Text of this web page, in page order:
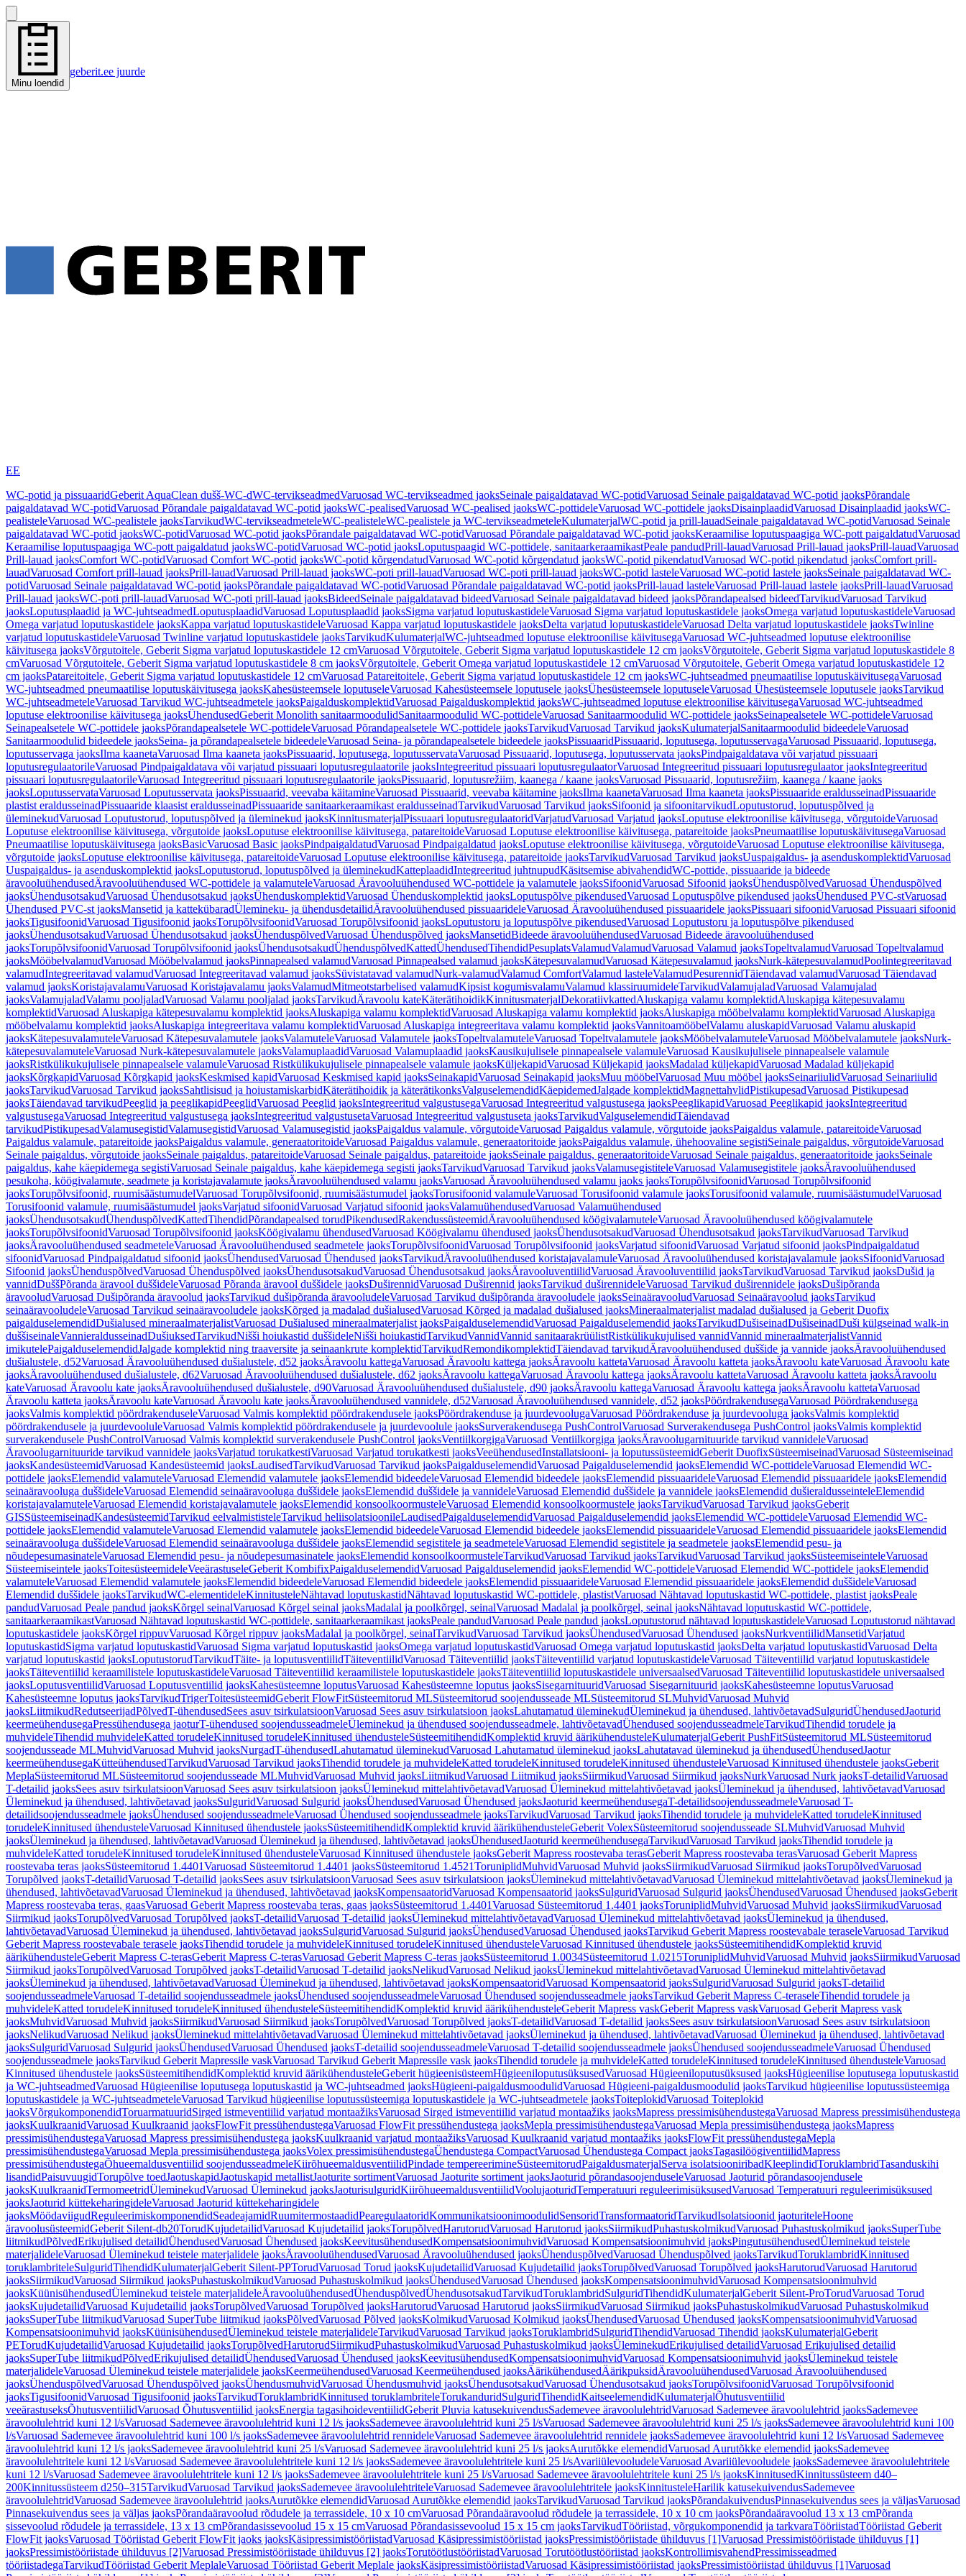
Minu loendid
geberit.ee juurde
EE
WC-potid ja pissuaaridGeberit AquaClean dušš-WC-dWC-tervikseadmedVaruosad WC-tervikseadmed jaoksSeinale paigaldatavad WC-potidVaruosad Seinale paigaldatavad WC-potid jaoksPõrandale
paigaldatavad WC-potidVaruosad Põrandale paigaldatavad WC-potid jaoksWC-pealisedVaruosad WC-pealised jaoksWC-pottideleVaruosad WC-pottidele jaoksDisainplaadidVaruosad Disainplaadid jaoksWC-
pealisteleVaruosad WC-pealistele jaoksTarvikudWC-tervikseadmeteleWC-pealisteleWC-pealistele ja WC-tervikseadmeteleKulumaterjalWC-potid ja prill-lauadSeinale paigaldatavad WC-potidVaruosad Seinale
paigaldatavad WC-potid jaoksWC-potidVaruosad WC-potid jaoksPõrandale paigaldatavad WC-potidVaruosad Põrandale paigaldatavad WC-potid jaoksKeraamilise loputuspaagiga WC-pott paigaldatudVaruosad
Keraamilise loputuspaagiga WC-pott paigaldatud jaoksWC-potidVaruosad WC-potid jaoksLoputuspaagid WC-pottidele, sanitaarkeraamikastPeale pandudPrill-lauadVaruosad Prill-lauad jaoksPrill-lauadVaruosad
Prill-lauad jaoksComfort WC-potidVaruosad Comfort WC-potid jaoksWC-potid kõrgendatudVaruosad WC-potid kõrgendatud jaoksWC-potid pikendatudVaruosad WC-potid pikendatud jaoksComfort prill-
lauadVaruosad Comfort prill-lauad jaoksPrill-lauadVaruosad Prill-lauad jaoksWC-poti prill-lauadVaruosad WC-poti prill-lauad jaoksWC-potid lasteleVaruosad WC-potid lastele jaoksSeinale paigaldatavad WC-
potidVaruosad Seinale paigaldatavad WC-potid jaoksPõrandale paigaldatavad WC-potidVaruosad Põrandale paigaldatavad WC-potid jaoksPrill-lauad lasteleVaruosad Prill-lauad lastele jaoksPrill-lauadVaruosad
Prill-lauad jaoksWC-poti prill-lauadVaruosad WC-poti prill-lauad jaoksBideedSeinale paigaldatavad bideedVaruosad Seinale paigaldatavad bideed jaoksPõrandapealsed bideedTarvikudVaruosad Tarvikud
jaoksLoputusplaadid ja WC-juhtseadmedLoputusplaadidVaruosad Loputusplaadid jaoksSigma varjatud loputuskastideleVaruosad Sigma varjatud loputuskastidele jaoksOmega varjatud loputuskastideleVaruosad
Omega varjatud loputuskastidele jaoksKappa varjatud loputuskastideleVaruosad Kappa varjatud loputuskastidele jaoksDelta varjatud loputuskastideleVaruosad Delta varjatud loputuskastidele jaoksTwinline
varjatud loputuskastideleVaruosad Twinline varjatud loputuskastidele jaoksTarvikudKulumaterjalWC-juhtseadmed loputuse elektroonilise käivitusegaVaruosad WC-juhtseadmed loputuse elektroonilise
käivitusega jaoksVõrgutoitele, Geberit Sigma varjatud loputuskastidele 12 cmVaruosad Võrgutoitele, Geberit Sigma varjatud loputuskastidele 12 cm jaoksVõrgutoitele, Geberit Sigma varjatud loputuskastidele 8
cmVaruosad Võrgutoitele, Geberit Sigma varjatud loputuskastidele 8 cm jaoksVõrgutoitele, Geberit Omega varjatud loputuskastidele 12 cmVaruosad Võrgutoitele, Geberit Omega varjatud loputuskastidele 12
cm jaoksPatareitoitele, Geberit Sigma varjatud loputuskastidele 12 cmVaruosad Patareitoitele, Geberit Sigma varjatud loputuskastidele 12 cm jaoksWC-juhtseadmed pneumaatilise loputuskäivitusegaVaruosad
WC-juhtseadmed pneumaatilise loputuskäivitusega jaoksKahesüsteemsele loputuseleVaruosad Kahesüsteemsele loputusele jaoksÜhesüsteemsele loputuseleVaruosad Ühesüsteemsele loputusele jaoksTarvikud
WC-juhtseadmeteleVaruosad Tarvikud WC-juhtseadmetele jaoksPaigalduskomplektidVaruosad Paigalduskomplektid jaoksWC-juhtseadmed loputuse elektroonilise käivitusegaVaruosad WC-juhtseadmed
loputuse elektroonilise käivitusega jaoksÜhendusedGeberit Monolith sanitaarmoodulidSanitaarmoodulid WC-pottideleVaruosad Sanitaarmoodulid WC-pottidele jaoksSeinapealsetele WC-pottideleVaruosad
Seinapealsetele WC-pottidele jaoksPõrandapealsetele WC-pottideleVaruosad Põrandapealsetele WC-pottidele jaoksTarvikudVaruosad Tarvikud jaoksKulumaterjalSanitaarmoodulid bideedeleVaruosad
Sanitaarmoodulid bideedele jaoksSeina- ja põrandapealsetele bideedeleVaruosad Seina- ja põrandapealsetele bideedele jaoksPissuaaridPissuaarid, loputusega, loputusservagaVaruosad Pissuaarid, loputusega,
loputusservaga jaoksIlma kaanetaVaruosad Ilma kaaneta jaoksPissuaarid, loputusega, loputusservataVaruosad Pissuaarid, loputusega, loputusservata jaoksPindpaigaldatava või varjatud pissuaari
loputusregulaatorileVaruosad Pindpaigaldatava või varjatud pissuaari loputusregulaatorile jaoksIntegreeritud pissuaari loputusregulaatorVaruosad Integreeritud pissuaari loputusregulaator jaoksIntegreeritud
pissuaari loputusregulaatorileVaruosad Integreeritud pissuaari loputusregulaatorile jaoksPissuaarid, loputusrežiim, kaanega / kaane jaoksVaruosad Pissuaarid, loputusrežiim, kaanega / kaane jaoks
jaoksLoputusservataVaruosad Loputusservata jaoksPissuaarid, veevaba käitamineVaruosad Pissuaarid, veevaba käitamine jaoksIlma kaanetaVaruosad Ilma kaaneta jaoksPissuaaride eraldusseinadPissuaaride
plastist eraldusseinadPissuaaride klaasist eraldusseinadPissuaaride sanitaarkeraamikast eraldusseinadTarvikudVaruosad Tarvikud jaoksSifoonid ja sifoonitarvikudLoputustorud, loputuspõlved ja
üleminekudVaruosad Loputustorud, loputuspõlved ja üleminekud jaoksKinnitusmaterjalPissuaari loputusregulaatoridVarjatudVaruosad Varjatud jaoksLoputuse elektroonilise käivitusega, võrgutoideVaruosad
Loputuse elektroonilise käivitusega, võrgutoide jaoksLoputuse elektroonilise käivitusega, patareitoideVaruosad Loputuse elektroonilise käivitusega, patareitoide jaoksPneumaatilise loputuskäivitusegaVaruosad
Pneumaatilise loputuskäivitusega jaoksBasicVaruosad Basic jaoksPindpaigaldatudVaruosad Pindpaigaldatud jaoksLoputuse elektroonilise käivitusega, võrgutoideVaruosad Loputuse elektroonilise käivitusega,
võrgutoide jaoksLoputuse elektroonilise käivitusega, patareitoideVaruosad Loputuse elektroonilise käivitusega, patareitoide jaoksTarvikudVaruosad Tarvikud jaoksUuspaigaldus- ja asenduskomplektidVaruosad
Uuspaigaldus- ja asenduskomplektid jaoksLoputustorud, loputuspõlved ja üleminekudKatteplaadidIntegreeritud juhtnupudKäsitsemise abivahendidWC-pottide, pissuaaride ja bideede
äravooluühendusedÄravooluühendused WC-pottidele ja valamuteleVaruosad Äravooluühendused WC-pottidele ja valamutele jaoksSifoonidVaruosad Sifoonid jaoksÜhenduspõlvedVaruosad Ühenduspõlved
jaoksÜhendusotsakudVaruosad Ühendusotsakud jaoksÜhenduskomplektidVaruosad Ühenduskomplektid jaoksLoputuspõlve pikendusedVaruosad Loputuspõlve pikendused jaoksÜhendused PVC-stVaruosad
Ühendused PVC-st jaoksMansetid ja kattekübaradÜlemineku- ja ühendusdetailidÄravooluühendused pissuaarideleVaruosad Äravooluühendused pissuaaridele jaoksPissuaari sifoonidVaruosad Pissuaari sifoonid
jaoksTigusifoonidVaruosad Tigusifoonid jaoksTorupõlvsifoonidVaruosad Torupõlvsifoonid jaoksLoputustoru ja loputuspõlve pikendusedVaruosad Loputustoru ja loputuspõlve pikendused
jaoksÜhendusotsakudVaruosad Ühendusotsakud jaoksÜhenduspõlvedVaruosad Ühenduspõlved jaoksMansetidBideede äravooluühendusedVaruosad Bideede äravooluühendused
jaoksTorupõlvsifoonidVaruosad Torupõlvsifoonid jaoksÜhendusotsakudÜhenduspõlvedKattedÜhendusedTihendidPesuplatsValamudValamudVaruosad Valamud jaoksTopeltvalamudVaruosad Topeltvalamud
jaoksMööbelvalamudVaruosad Mööbelvalamud jaoksPinnapealsed valamudVaruosad Pinnapealsed valamud jaoksKätepesuvalamudVaruosad Kätepesuvalamud jaoksNurk-kätepesuvalamudPoolintegreeritavad
valamudIntegreeritavad valamudVaruosad Integreeritavad valamud jaoksSüvistatavad valamudNurk-valamudValamud ComfortValamud lasteleValamudPesurennidTäiendavad valamudVaruosad Täiendavad
valamud jaoksKoristajavalamuVaruosad Koristajavalamu jaoksValamudMitmeotstarbelised valamudKipsist kogumisvalamuValamud klassiruumideleTarvikudValamujaladVaruosad Valamujalad
jaoksValamujaladValamu pooljaladVaruosad Valamu pooljalad jaoksTarvikudÄravoolu kateKäterätihoidikKinnitusmaterjalDekoratiivkattedAluskapiga valamu komplektidAluskapiga kätepesuvalamu
komplektidVaruosad Aluskapiga kätepesuvalamu komplektid jaoksAluskapiga valamu komplektidVaruosad Aluskapiga valamu komplektid jaoksAluskapiga mööbelvalamu komplektidVaruosad Aluskapiga
mööbelvalamu komplektid jaoksAluskapiga integreeritava valamu komplektidVaruosad Aluskapiga integreeritava valamu komplektid jaoksVannitoamööbelValamu aluskapidVaruosad Valamu aluskapid
jaoksKätepesuvalamuteleVaruosad Kätepesuvalamutele jaoksValamuteleVaruosad Valamutele jaoksTopeltvalamuteleVaruosad Topeltvalamutele jaoksMööbelvalamuteleVaruosad Mööbelvalamutele jaoksNurk-
kätepesuvalamuteleVaruosad Nurk-kätepesuvalamutele jaoksValamuplaadidVaruosad Valamuplaadid jaoksKausikujulisele pinnapealsele valamuleVaruosad Kausikujulisele pinnapealsele valamule
jaoksRistkülikukujulisele pinnapealsele valamuleVaruosad Ristkülikukujulisele pinnapealsele valamule jaoksKüljekapidVaruosad Küljekapid jaoksMadalad küljekapidVaruosad Madalad küljekapid
jaoksKõrgkapidVaruosad Kõrgkapid jaoksKeskmised kapidVaruosad Keskmised kapid jaoksSeinakapidVaruosad Seinakapid jaoksMuu mööbelVaruosad Muu mööbel jaoksSeinariiulidVaruosad Seinariiulid
jaoksTarvikudVaruosad Tarvikud jaoksSahtlisisud ja hoiustamiskarbidKäterätihoidik ja käterätikonksValguselemendidKäepidemedJalgade komplektidMagnettahvlidPistikupesadVaruosad Pistikupesad
jaoksTäiendavad tarvikudPeeglid ja peeglikapidPeeglidVaruosad Peeglid jaoksIntegreeritud valgustusegaVaruosad Integreeritud valgustusega jaoksPeeglikapidVaruosad Peeglikapid jaoksIntegreeritud
valgustusegaVaruosad Integreeritud valgustusega jaoksIntegreeritud valgustusetaVaruosad Integreeritud valgustuseta jaoksTarvikudValguselemendidTäiendavad
tarvikudPistikupesadValamusegistidValamusegistidVaruosad Valamusegistid jaoksPaigaldus valamule, võrgutoideVaruosad Paigaldus valamule, võrgutoide jaoksPaigaldus valamule, patareitoideVaruosad
Paigaldus valamule, patareitoide jaoksPaigaldus valamule, generaatoritoideVaruosad Paigaldus valamule, generaatoritoide jaoksPaigaldus valamule, ühehoovaline segistiSeinale paigaldus, võrgutoideVaruosad
Seinale paigaldus, võrgutoide jaoksSeinale paigaldus, patareitoideVaruosad Seinale paigaldus, patareitoide jaoksSeinale paigaldus, generaatoritoideVaruosad Seinale paigaldus, generaatoritoide jaoksSeinale
paigaldus, kahe käepidemega segistiVaruosad Seinale paigaldus, kahe käepidemega segisti jaoksTarvikudVaruosad Tarvikud jaoksValamusegistiteleVaruosad Valamusegistitele jaoksÄravooluühendused
pesukoha, köögivalamute, seadmete ja koristajavalamute jaoksÄravooluühendused valamu jaoksVaruosad Äravooluühendused valamu jaoks jaoksTorupõlvsifoonidVaruosad Torupõlvsifoonid
jaoksTorupõlvsifoonid, ruumisäästumudelVaruosad Torupõlvsifoonid, ruumisäästumudel jaoksTorusifoonid valamuleVaruosad Torusifoonid valamule jaoksTorusifoonid valamule, ruumisäästumudelVaruosad
Torusifoonid valamule, ruumisäästumudel jaoksVarjatud sifoonidVaruosad Varjatud sifoonid jaoksValamuühendusedVaruosad Valamuühendused
jaoksÜhendusotsakudÜhenduspõlvedKattedTihendidPõrandapealsed torudPikendusedRakendussüsteemidÄravooluühendused köögivalamuteleVaruosad Äravooluühendused köögivalamutele
jaoksTorupõlvsifoonidVaruosad Torupõlvsifoonid jaoksKöögivalamu ühendusedVaruosad Köögivalamu ühendused jaoksÜhendusotsakudVaruosad Ühendusotsakud jaoksTarvikudVaruosad Tarvikud
jaoksÄravooluühendused seadmeteleVaruosad Äravooluühendused seadmetele jaoksTorupõlvsifoonidVaruosad Torupõlvsifoonid jaoksVarjatud sifoonidVaruosad Varjatud sifoonid jaoksPindpaigaldatud
sifoonidVaruosad Pindpaigaldatud sifoonid jaoksÜhendusedVaruosad Ühendused jaoksTarvikudÄravooluühendused koristajavalamuleVaruosad Äravooluühendused koristajavalamule jaoksSifoonidVaruosad
Sifoonid jaoksÜhenduspõlvedVaruosad Ühenduspõlved jaoksÜhendusotsakudVaruosad Ühendusotsakud jaoksÄravooluventiilidVaruosad Äravooluventiilid jaoksTarvikudVaruosad Tarvikud jaoksDušid ja
vannidDuššPõranda äravool duššideleVaruosad Põranda äravool duššidele jaoksDuširennidVaruosad Duširennid jaoksTarvikud duširennideleVaruosad Tarvikud duširennidele jaoksDušipõranda
äravooludVaruosad Dušipõranda äravoolud jaoksTarvikud dušipõranda äravooludeleVaruosad Tarvikud dušipõranda äravooludele jaoksSeinaäravooludVaruosad Seinaäravoolud jaoksTarvikud
seinaäravooludeleVaruosad Tarvikud seinaäravooludele jaoksKõrged ja madalad dušialusedVaruosad Kõrged ja madalad dušialused jaoksMineraalmaterjalist madalad dušialused ja Geberit Duofix
paigalduselemendidDušialused mineraalmaterjalistVaruosad Dušialused mineraalmaterjalist jaoksPaigalduselemendidVaruosad Paigalduselemendid jaoksTarvikudDušiseinadDušiseinadDuši külgseinad walk-in
duššiseinaleVannieraldusseinadDušiuksedTarvikudNišši hoiukastid duššideleNišši hoiukastidTarvikudVannidVannid sanitaarakrüülistRistkülikukujulised vannidVannid mineraalmaterjalistVannid
imikutelePaigalduselemendidJalgade komplektid ning traaversite ja seinaankrute komplektidTarvikudRemondikomplektidTäiendavad tarvikudÄravooluühendused duššide ja vannide jaoksÄravooluühendused
dušialustele, d52Varuosad Äravooluühendused dušialustele, d52 jaoksÄravoolu kattegaVaruosad Äravoolu kattega jaoksÄravoolu kattetaVaruosad Äravoolu katteta jaoksÄravoolu kateVaruosad Äravoolu kate
jaoksÄravooluühendused dušialustele, d62Varuosad Äravooluühendused dušialustele, d62 jaoksÄravoolu kattegaVaruosad Äravoolu kattega jaoksÄravoolu kattetaVaruosad Äravoolu katteta jaoksÄravoolu
kateVaruosad Äravoolu kate jaoksÄravooluühendused dušialustele, d90Varuosad Äravooluühendused dušialustele, d90 jaoksÄravoolu kattegaVaruosad Äravoolu kattega jaoksÄravoolu kattetaVaruosad
Äravoolu katteta jaoksÄravoolu kateVaruosad Äravoolu kate jaoksÄravooluühendused vannidele, d52Varuosad Äravooluühendused vannidele, d52 jaoksPöördrakendusegaVaruosad Pöördrakendusega
jaoksValmis komplektid pöördrakenduseleVaruosad Valmis komplektid pöördrakendusele jaoksPöördrakenduse ja juurdevoolugaVaruosad Pöördrakenduse ja juurdevooluga jaoksValmis komplektid
pöördrakendusele ja juurdevooluleVaruosad Valmis komplektid pöördrakendusele ja juurdevoolule jaoksSurverakendusega PushControlVaruosad Surverakendusega PushControl jaoksValmis komplektid
surverakendusele PushControlVaruosad Valmis komplektid surverakendusele PushControl jaoksVentiilkorgigaVaruosad Ventiilkorgiga jaoksÄravoolugarnituuride tarvikud vannideleVaruosad
Äravoolugarnituuride tarvikud vannidele jaoksVarjatud torukatkestiVaruosad Varjatud torukatkesti jaoksVeeühendusedInstallatsiooni- ja loputussüsteemidGeberit DuofixSüsteemiseinadVaruosad Süsteemiseinad
jaoksKandesüsteemidVaruosad Kandesüsteemid jaoksLaudisedTarvikudVaruosad Tarvikud jaoksPaigalduselemendidVaruosad Paigalduselemendid jaoksElemendid WC-pottideleVaruosad Elemendid WC-
pottidele jaoksElemendid valamuteleVaruosad Elemendid valamutele jaoksElemendid bideedeleVaruosad Elemendid bideedele jaoksElemendid pissuaarideleVaruosad Elemendid pissuaaridele jaoksElemendid
seinaäravooluga duššideleVaruosad Elemendid seinaäravooluga duššidele jaoksElemendid duššidele ja vannideleVaruosad Elemendid duššidele ja vannidele jaoksElemendid dušieraldusseinteleElemendid
koristajavalamuteleVaruosad Elemendid koristajavalamutele jaoksElemendid konsoolkoormusteleVaruosad Elemendid konsoolkoormustele jaoksTarvikudVaruosad Tarvikud jaoksGeberit
GISSüsteemiseinadKandesüsteemidTarvikud eelvalmististeleTarvikud heliisolatsioonileLaudisedPaigalduselemendidVaruosad Paigalduselemendid jaoksElemendid WC-pottideleVaruosad Elemendid WC-
pottidele jaoksElemendid valamuteleVaruosad Elemendid valamutele jaoksElemendid bideedeleVaruosad Elemendid bideedele jaoksElemendid pissuaarideleVaruosad Elemendid pissuaaridele jaoksElemendid
seinaäravooluga duššideleVaruosad Elemendid seinaäravooluga duššidele jaoksElemendid segistitele ja seadmeteleVaruosad Elemendid segistitele ja seadmetele jaoksElemendid pesu- ja
nõudepesumasinateleVaruosad Elemendid pesu- ja nõudepesumasinatele jaoksElemendid konsoolkoormusteleTarvikudVaruosad Tarvikud jaoksTarvikudVaruosad Tarvikud jaoksSüsteemiseinteleVaruosad
Süsteemiseintele jaoksToitesüsteemideleVeeärastuseleGeberit KombifixPaigalduselemendidVaruosad Paigalduselemendid jaoksElemendid WC-pottideleVaruosad Elemendid WC-pottidele jaoksElemendid
valamuteleVaruosad Elemendid valamutele jaoksElemendid bideedeleVaruosad Elemendid bideedele jaoksElemendid pissuaarideleVaruosad Elemendid pissuaaridele jaoksElemendid duššideleVaruosad
Elemendid duššidele jaoksTarvikudWC-elementideleKinnitusteleNähtavad loputuskastidNähtavad loputuskastid WC-pottidele, plastistVaruosad Nähtavad loputuskastid WC-pottidele, plastist jaoksPeale
pandudVaruosad Peale pandud jaoksKõrgel seinalVaruosad Kõrgel seinal jaoksMadalal ja poolkõrgel, seinalVaruosad Madalal ja poolkõrgel, seinal jaoksNähtavad loputuskastid WC-pottidele,
sanitaarkeraamikastVaruosad Nähtavad loputuskastid WC-pottidele, sanitaarkeraamikast jaoksPeale pandudVaruosad Peale pandud jaoksLoputustorud nähtavad loputuskastideleVaruosad Loputustorud nähtavad
loputuskastidele jaoksKõrgel rippuvVaruosad Kõrgel rippuv jaoksMadalal ja poolkõrgel, seinalTarvikudVaruosad Tarvikud jaoksÜhendusedVaruosad Ühendused jaoksNurkventiilidMansetidVarjatud
loputuskastidSigma varjatud loputuskastidVaruosad Sigma varjatud loputuskastid jaoksOmega varjatud loputuskastidVaruosad Omega varjatud loputuskastid jaoksDelta varjatud loputuskastidVaruosad Delta
varjatud loputuskastid jaoksLoputustorudTarvikudTäite- ja loputusventiilidTäiteventiilidVaruosad Täiteventiilid jaoksTäiteventiilid varjatud loputuskastideleVaruosad Täiteventiilid varjatud loputuskastidele
jaoksTäiteventiilid keraamilistele loputuskastideleVaruosad Täiteventiilid keraamilistele loputuskastidele jaoksTäiteventiilid loputuskastidele universaalsedVaruosad Täiteventiilid loputuskastidele universaalsed
jaoksLoputusventiilidVaruosad Loputusventiilid jaoksKahesüsteemne loputusVaruosad Kahesüsteemne loputus jaoksSisegarnituuridVaruosad Sisegarnituurid jaoksKahesüsteemne loputusVaruosad
Kahesüsteemne loputus jaoksTarvikudTrigerToitesüsteemidGeberit FlowFitSüsteemitorud MLSüsteemitorud soojendusseade MLSüsteemitorud SLMuhvidVaruosad Muhvid
jaoksLiitmikudRedutseerijadPõlvedT-ühendusedSees asuv tsirkulatsioonVaruosad Sees asuv tsirkulatsioon jaoksLahutamatud üleminekudÜleminekud ja ühendused, lahtivõetavadSulguridÜhendusedJaoturid
keermeühendusegaPressühendusega jaoturT-ühendused soojendusseadmeleÜleminekud ja ühendused soojendusseadmele, lahtivõetavadÜhendused soojendusseadmeleTarvikudTihendid torudele ja
muhvideleTihendid muhvideleKatted torudeleKinnitused torudeleKinnitused ühendusteleSüsteemitihendidKomplektid kruvid äärikühendusteleKulumaterjalGeberit PushFitSüsteemitorud MLSüsteemitorud
soojendusseade MLMuhvidVaruosad Muhvid jaoksNurgadT-ühendusedLahutamatud üleminekudVaruosad Lahutamatud üleminekud jaoksLahutatavad üleminekud ja ühendusedÜhendusedJaotur
keermeühendusegaKütteühendusedTarvikudVaruosad Tarvikud jaoksTihendid torudele ja muhvideleKatted torudeleKinnitused torudeleKinnitused ühendusteleVaruosad Kinnitused ühendustele jaoksGeberit
MeplaSüsteemitorud MLSüsteemitorud soojendusseade MLMuhvidVaruosad Muhvid jaoksLiitmikudVaruosad Liitmikud jaoksSiirmikudVaruosad Siirmikud jaoksNurkVaruosad Nurk jaoksT-detailidVaruosad
T-detailid jaoksSees asuv tsirkulatsioonVaruosad Sees asuv tsirkulatsioon jaoksÜleminekud mittelahtivõetavadVaruosad Üleminekud mittelahtivõetavad jaoksÜleminekud ja ühendused, lahtivõetavadVaruosad
Üleminekud ja ühendused, lahtivõetavad jaoksSulguridVaruosad Sulgurid jaoksÜhendusedVaruosad Ühendused jaoksJaoturid keermeühendusegaT-detailidsoojendusseadmeleVaruosad T-
detailidsoojendusseadmele jaoksÜhendused soojendusseadmeleVaruosad Ühendused soojendusseadmele jaoksTarvikudVaruosad Tarvikud jaoksTihendid torudele ja muhvideleKatted torudeleKinnitused
torudeleKinnitused ühendusteleVaruosad Kinnitused ühendustele jaoksSüsteemitihendidKomplektid kruvid äärikühendusteleGeberit VolexSüsteemitorud soojendusseade SLMuhvidVaruosad Muhvid
jaoksÜleminekud ja ühendused, lahtivõetavadVaruosad Üleminekud ja ühendused, lahtivõetavad jaoksÜhendusedJaoturid keermeühendusegaTarvikudVaruosad Tarvikud jaoksTihendid torudele ja
muhvideleKatted torudeleKinnitused torudeleKinnitused ühendusteleVaruosad Kinnitused ühendustele jaoksGeberit Mapress roostevaba terasGeberit Mapress roostevaba terasVaruosad Geberit Mapress
roostevaba teras jaoksSüsteemitorud 1.4401Varuosad Süsteemitorud 1.4401 jaoksSüsteemitorud 1.4521ToruniplidMuhvidVaruosad Muhvid jaoksSiirmikudVaruosad Siirmikud jaoksTorupõlvedVaruosad
Torupõlved jaoksT-detailidVaruosad T-detailid jaoksSees asuv tsirkulatsioonVaruosad Sees asuv tsirkulatsioon jaoksÜleminekud mittelahtivõetavadVaruosad Üleminekud mittelahtivõetavad jaoksÜleminekud ja
ühendused, lahtivõetavadVaruosad Üleminekud ja ühendused, lahtivõetavad jaoksKompensaatoridVaruosad Kompensaatorid jaoksSulguridVaruosad Sulgurid jaoksÜhendusedVaruosad Ühendused jaoksGeberit
Mapress roostevaba teras, gaasVaruosad Geberit Mapress roostevaba teras, gaas jaoksSüsteemitorud 1.4401Varuosad Süsteemitorud 1.4401 jaoksToruniplidMuhvidVaruosad Muhvid jaoksSiirmikudVaruosad
Siirmikud jaoksTorupõlvedVaruosad Torupõlved jaoksT-detailidVaruosad T-detailid jaoksÜleminekud mittelahtivõetavadVaruosad Üleminekud mittelahtivõetavad jaoksÜleminekud ja ühendused,
lahtivõetavadVaruosad Üleminekud ja ühendused, lahtivõetavad jaoksSulguridVaruosad Sulgurid jaoksÜhendusedVaruosad Ühendused jaoksTarvikud Geberit Mapress roostevabale teraseleVaruosad Tarvikud
Geberit Mapress roostevabale terasele jaoksTihendid torudele ja muhvideleKinnitused torudeleKinnitused ühendusteleVaruosad Kinnitused ühendustele jaoksSüsteemitihendidKomplektid kruvid
äärikühendusteleGeberit Mapress C-terasGeberit Mapress C-terasVaruosad Geberit Mapress C-teras jaoksSüsteemitorud 1.0034Süsteemitorud 1.0215ToruniplidMuhvidVaruosad Muhvid jaoksSiirmikudVaruosad
Siirmikud jaoksTorupõlvedVaruosad Torupõlved jaoksT-detailidVaruosad T-detailid jaoksNelikudVaruosad Nelikud jaoksÜleminekud mittelahtivõetavadVaruosad Üleminekud mittelahtivõetavad
jaoksÜleminekud ja ühendused, lahtivõetavadVaruosad Üleminekud ja ühendused, lahtivõetavad jaoksKompensaatoridVaruosad Kompensaatorid jaoksSulguridVaruosad Sulgurid jaoksT-detailid
soojendusseadmeleVaruosad T-detailid soojendusseadmele jaoksÜhendused soojendusseadmeleVaruosad Ühendused soojendusseadmele jaoksTarvikud Geberit Mapress C-teraseleTihendid torudele ja
muhvideleKatted torudeleKinnitused torudeleKinnitused ühendusteleSüsteemitihendidKomplektid kruvid äärikühendusteleGeberit Mapress vaskGeberit Mapress vaskVaruosad Geberit Mapress vask
jaoksMuhvidVaruosad Muhvid jaoksSiirmikudVaruosad Siirmikud jaoksTorupõlvedVaruosad Torupõlved jaoksT-detailidVaruosad T-detailid jaoksSees asuv tsirkulatsioonVaruosad Sees asuv tsirkulatsioon
jaoksNelikudVaruosad Nelikud jaoksÜleminekud mittelahtivõetavadVaruosad Üleminekud mittelahtivõetavad jaoksÜleminekud ja ühendused, lahtivõetavadVaruosad Üleminekud ja ühendused, lahtivõetavad
jaoksSulguridVaruosad Sulgurid jaoksÜhendusedVaruosad Ühendused jaoksT-detailid soojendusseadmeleVaruosad T-detailid soojendusseadmele jaoksÜhendused soojendusseadmeleVaruosad Ühendused
soojendusseadmele jaoksTarvikud Geberit Mapressile vaskVaruosad Tarvikud Geberit Mapressile vask jaoksTihendid torudele ja muhvideleKatted torudeleKinnitused torudeleKinnitused ühendusteleVaruosad
Kinnitused ühendustele jaoksSüsteemitihendidKomplektid kruvid äärikühendusteleGeberit hügieenisüsteemHügieeniloputusüksusedVaruosad Hügieeniloputusüksused jaoksHügieenilise loputusega loputuskastid
ja WC-juhtseadmedVaruosad Hügieenilise loputusega loputuskastid ja WC-juhtseadmed jaoksHügieeni-paigaldusmoodulidVaruosad Hügieeni-paigaldusmoodulid jaoksTarvikud hügieenilise loputussüsteemiga
loputuskastidele ja WC-juhtseadmeteleVaruosad Tarvikud hügieenilise loputussüsteemiga loputuskastidele ja WC-juhtseadmetele jaoksToiteplokidVaruosad Toiteplokid
jaoksVõrgukomponendidToruarmatuuridSirged istmeventiilid varjatud montaažiksVaruosad Sirged istmeventiilid varjatud montaažiks jaoksMapress pressimisühendustegaVaruosad Mapress pressimisühendustega
jaoksKuulkraanidVaruosad Kuulkraanid jaoksFlowFit pressühendustegaVaruosad FlowFit pressühendustega jaoksMepla pressimisühendustegaVaruosad Mepla pressimisühendustega jaoksMapress
pressimisühendustegaVaruosad Mapress pressimisühendustega jaoksKuulkraanid varjatud montaažiksVaruosad Kuulkraanid varjatud montaažiks jaoksFlowFit pressühendustegaMepla
pressimisühendustegaVaruosad Mepla pressimisühendustega jaoksVolex pressimisühendustegaÜhendustega CompactVaruosad Ühendustega Compact jaoksTagasilöögiventiilidMapress
pressimisühendustegaÕhueemaldusventiilid soojendusseadmeleKiirõhueemaldusventiilidPindade tempereerimineSüsteemitorudPaigaldusmaterjalServa isolatsiooniribadKleeplindidToruklambridTasanduskihi
lisandidPaisuvuugidTorupõlve toedJaotuskapidJaotuskapid metallistJaoturite sortimentVaruosad Jaoturite sortiment jaoksJaoturid põrandasoojenduseleVaruosad Jaoturid põrandasoojendusele
jaoksKuulkraanidTermomeetridÜleminekudVaruosad Üleminekud jaoksJaoturisulguridKiirõhueemaldusventiilidVoolujaoturidTemperatuuri reguleerimisüksusedVaruosad Temperatuuri reguleerimisüksused
jaoksJaoturid küttekeharingideleVaruosad Jaoturid küttekeharingidele
jaoksMöödaviigudReguleerimiskomponendidSeadeajamidRuumitermostaadidPearegulaatoridKommunikatsioonimoodulidSensoridTransformaatoridTarvikudIsolatsioonid jaoturiteleHoone
äravoolusüsteemidGeberit Silent-db20TorudKujudetailidVaruosad Kujudetailid jaoksTorupõlvedHarutorudVaruosad Harutorud jaoksSiirmikudPuhastuskolmikudVaruosad Puhastuskolmikud jaoksSuperTube
liitmikudPõlvedErikujulised detailidÜhendusedVaruosad Ühendused jaoksKeevitusühendusedKompensatsioonimuhvidVaruosad Kompensatsioonimuhvid jaoksPingutusühendusedÜleminekud teistele
materjalideleVaruosad Üleminekud teistele materjalidele jaoksÄravooluühendusedVaruosad Äravooluühendused jaoksÜhenduspõlvedVaruosad Ühenduspõlved jaoksTarvikudToruklambridKinnitused
toruklambriteleSulguridTihendidKulumaterjalGeberit Silent-PPTorudVaruosad Torud jaoksKujudetailidVaruosad Kujudetailid jaoksTorupõlvedVaruosad Torupõlved jaoksHarutorudVaruosad Harutorud
jaoksSiirmikudVaruosad Siirmikud jaoksPuhastuskolmikudVaruosad Puhastuskolmikud jaoksÜhendusedVaruosad Ühendused jaoksKompensatsioonimuhvidVaruosad Kompensatsioonimuhvid
jaoksKüünisühendusedÜleminekud teistele materjalideleÄravooluühendusedÜhenduspõlvedÜhendusotsakudTarvikudToruklambridSulguridTihendidKulumaterjalGeberit Silent-ProTorudVaruosad Torud
jaoksKujudetailidVaruosad Kujudetailid jaoksTorupõlvedVaruosad Torupõlved jaoksHarutorudVaruosad Harutorud jaoksSiirmikudVaruosad Siirmikud jaoksPuhastuskolmikudVaruosad Puhastuskolmikud
jaoksSuperTube liitmikudVaruosad SuperTube liitmikud jaoksPõlvedVaruosad Põlved jaoksKolmikudVaruosad Kolmikud jaoksÜhendusedVaruosad Ühendused jaoksKompensatsioonimuhvidVaruosad
Kompensatsioonimuhvid jaoksKüünisühendusedÜleminekud teistele materjalideleTarvikudVaruosad Tarvikud jaoksToruklambridSulguridTihendidVaruosad Tihendid jaoksKulumaterjalGeberit
PETorudKujudetailidVaruosad Kujudetailid jaoksTorupõlvedHarutorudSiirmikudPuhastuskolmikudVaruosad Puhastuskolmikud jaoksÜleminekudErikujulised detailidVaruosad Erikujulised detailid
jaoksSuperTube liitmikudPõlvedErikujulised detailidÜhendusedVaruosad Ühendused jaoksKeevitusühendusedKompensatsioonimuhvidVaruosad Kompensatsioonimuhvid jaoksÜleminekud teistele
materjalideleVaruosad Üleminekud teistele materjalidele jaoksKeermeühendusedVaruosad Keermeühendused jaoksÄärikühendusedÄärikpuksidÄravooluühendusedVaruosad Äravooluühendused
jaoksÜhenduspõlvedVaruosad Ühenduspõlved jaoksÜhendusmuhvidVaruosad Ühendusmuhvid jaoksÜhendusotsakudVaruosad Ühendusotsakud jaoksTorupõlvsifoonidVaruosad Torupõlvsifoonid
jaoksTigusifoonidVaruosad Tigusifoonid jaoksTarvikudToruklambridKinnitused toruklambriteleTorukanduridSulguridTihendidKaitseelemendidKulumaterjalÕhutusventiilid
veeärastuseksÕhutusventiilidVaruosad Õhutusventiilid jaoksEnergia tagasihoideventiilidGeberit Pluvia katusekuivendusSademevee äravoolulehtridVaruosad Sademevee äravoolulehtrid jaoksSademevee
äravoolulehtrid kuni 12 l/sVaruosad Sademevee äravoolulehtrid kuni 12 l/s jaoksSademevee äravoolulehtrid kuni 25 l/sVaruosad Sademevee äravoolulehtrid kuni 25 l/s jaoksSademevee äravoolulehtrid kuni 100
l/sVaruosad Sademevee äravoolulehtrid kuni 100 l/s jaoksSademevee äravoolulehtrid rennideleVaruosad Sademevee äravoolulehtrid rennidele jaoksSademevee äravoolulehtrid kuni 12 l/sVaruosad Sademevee
äravoolulehtrid kuni 12 l/s jaoksSademevee äravoolulehtrid kuni 25 l/sVaruosad Sademevee äravoolulehtrid kuni 25 l/s jaoksAurutõkke elemendidVaruosad Aurutõkke elemendid jaoksSademevee
äravoolulehtritele kuni 12 l/sVaruosad Sademevee äravoolulehtritele kuni 12 l/s jaoksSademevee äravoolulehtritele kuni 25 l/sAvariiülevooludeleVaruosad Avariiülevooludele jaoksSademevee äravoolulehtritele
kuni 12 l/sVaruosad Sademevee äravoolulehtritele kuni 12 l/s jaoksSademevee äravoolulehtritele kuni 25 l/sVaruosad Sademevee äravoolulehtritele kuni 25 l/s jaoksKinnitusedKinnitussüsteem d40–
200Kinnitussüsteem d250–315TarvikudVaruosad Tarvikud jaoksSademevee äravoolulehtriteleVaruosad Sademevee äravoolulehtritele jaoksKinnitusteleHarilik katusekuivendusSademevee
äravoolulehtridVaruosad Sademevee äravoolulehtrid jaoksAurutõkke elemendidVaruosad Aurutõkke elemendid jaoksTarvikudVaruosad Tarvikud jaoksPõrandakuivendusPinnasekuivendus sees ja väljasVaruosad
Pinnasekuivendus sees ja väljas jaoksPõrandaäravoolud rõdudele ja terrassidele, 10 x 10 cmVaruosad Põrandaäravoolud rõdudele ja terrassidele, 10 x 10 cm jaoksPõrandaäravoolud 13 x 13 cmPõranda
sissevoolud rõdudele ja terrassidele, 13 x 13 cmPõrandasissevoolud 15 x 15 cmVaruosad Põrandasissevoolud 15 x 15 cm jaoksTarvikudTööriistad, võrgukomponendid ja tarkvaraTööriistadTööriistad Geberit
FlowFit jaoksVaruosad Tööriistad Geberit FlowFit jaoks jaoksKäsipressimistööriistadVaruosad Käsipressimistööriistad jaoksPressimistööriistade ühilduvus [1]Varuosad Pressimistööriistade ühilduvus [1]
jaoksPressimistööriistade ühilduvus [2]Varuosad Pressimistööriistade ühilduvus [2] jaoksTorutöötlustööriistadVaruosad Torutöötlustööriistad jaoksKontrollimisvahendPressimisseadmed
tööriistadegaTarvikudTööriistad Geberit MeplaleVaruosad Tööriistad Geberit Meplale jaoksKäsipressimistööriistadVaruosad Käsipressimistööriistad jaoksPressimistööriistad ühilduvus [1]Varuosad